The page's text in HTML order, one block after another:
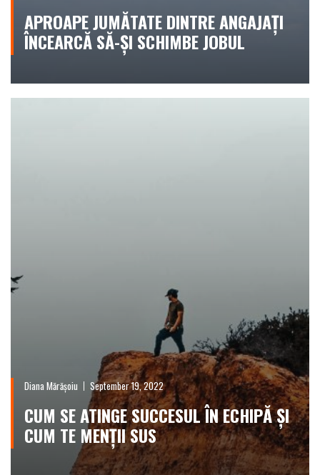
APROAPE JUMĂTATE DINTRE ANGAJAȚI
ÎNCEARCĂ SĂ-ȘI SCHIMBE JOBUL
Diana Mărășoiu September 19, 2022
CUM SE ATINGE SUCCESUL ÎN ECHIPĂ ȘI
CUM TE MENȚII SUS